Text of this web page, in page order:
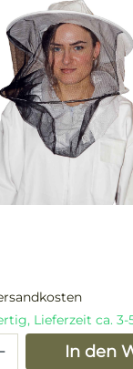
Lieferzeit ca.
Gib
In den